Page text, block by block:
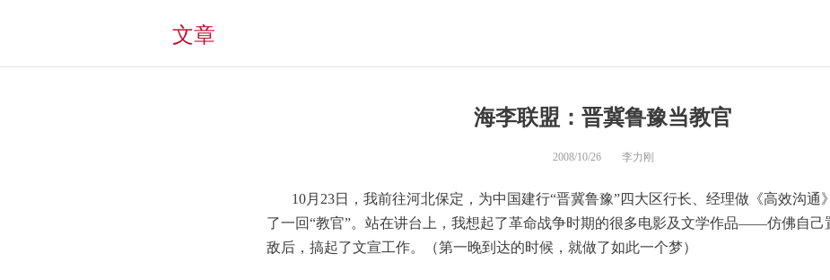
文章
海李联盟：晋冀鲁豫当教官
2008/10/26 李力刚
10月23日，我前往河北保定，为中国建行“晋冀鲁豫”四大区行长、经理做《高效沟通
了一回“教官”。站在讲台上，我想起了革命战争时期的很多电影及文学作品——仿佛自己
敌后，搞起了文宣工作。（第一晚到达的时候，就做了如此一个梦）